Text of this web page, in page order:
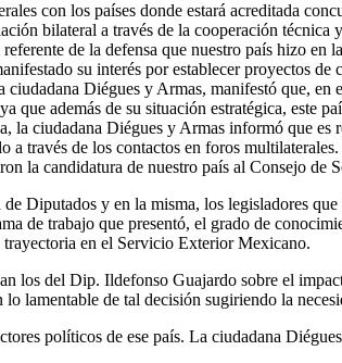
con los países donde estará acreditada
bilateral a través de la cooperación
de la defensa que nuestro país hizo en
su interés por establecer proyectos
Diégues y Armas, manifestó que,
que además de su situación estratégica, este
ciudadana Diégues y Armas informó que
través de los contactos en foros
la candidatura de nuestro país al Consejo de
Diputados y en la misma, los legisladores
de trabajo que presentó, el grado de
en el Servicio Exterior Mexicano.
los del Dip. Ildefonso Guajardo sobre el
lamentable de tal decisión sugiriendo la
políticos de ese país. La ciudadana